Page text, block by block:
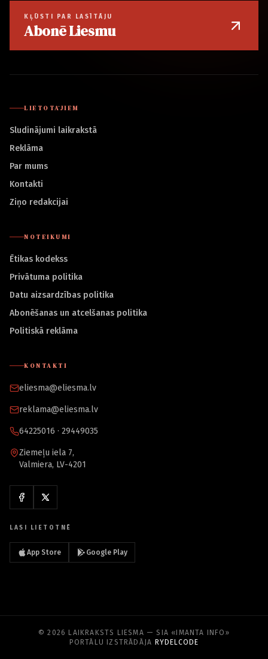
KĻŪSTI PAR LASĪTĀJU
Abonē Liesmu
LIETOTĀJIEM
Sludinājumi laikrakstā
Reklāma
Par mums
Kontakti
Ziņo redakcijai
NOTEIKUMI
Ētikas kodekss
Privātuma politika
Datu aizsardzības politika
Abonēšanas un atcelšanas politika
Politiskā reklāma
KONTAKTI
eliesma@eliesma.lv
reklama@eliesma.lv
64225016 · 29449035
Ziemeļu iela 7,
Valmiera, LV-4201
LASI LIETOTNĒ
App Store Google Play
© 2026 LAIKRAKSTS LIESMA — SIA «IMANTA INFO»
PORTĀLU IZSTRĀDĀJA RYDELCODE